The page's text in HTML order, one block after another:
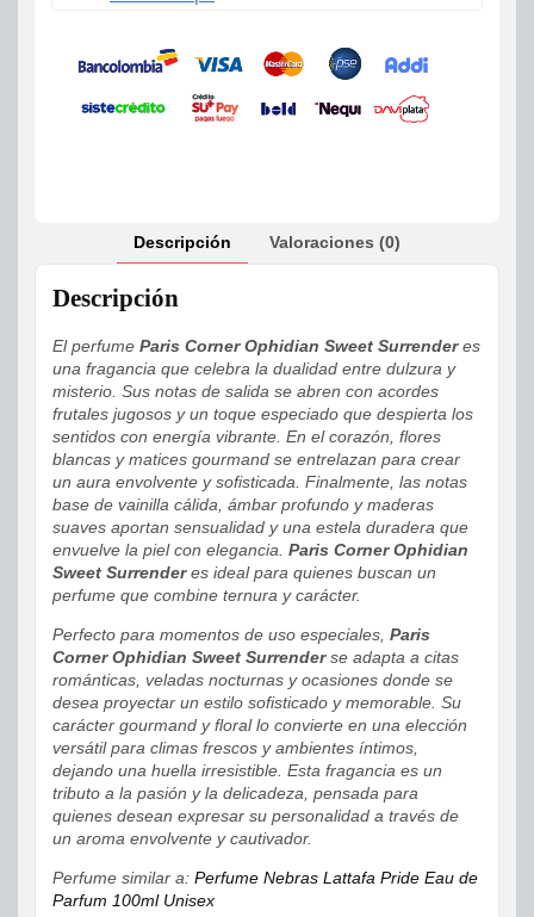
Descripción Valoraciones (0)
Descripción
El perfume Paris Corner Ophidian Sweet Surrenderes
una fragancia que celebra la dualidad entre dulzura y
misterio. Sus notas de salida se abren con acordes
frutales jugosos y un toque especiado que despierta los
sentidos con energía vibrante. En el corazón, flores
blancas y matices gourmand se entrelazan para crear
un aura envolvente y sofisticada. Finalmente, las notas
base de vainilla cálida, ámbar profundo y maderas
suaves aportan sensualidad y una estela duradera que
envuelve la piel con elegancia. Paris Corner Ophidian
Sweet Surrenderes ideal para quienes buscan un
perfume que combine ternura y carácter.
Perfecto para momentos de uso especiales, Paris
Corner Ophidian Sweet Surrenderse adapta a citas
románticas, veladas nocturnas y ocasiones donde se
desea proyectar un estilo sofisticado y memorable. Su
carácter gourmand y floral lo convierte en una elección
versátil para climas frescos y ambientes íntimos,
dejando una huella irresistible. Esta fragancia es un
tributo a la pasión y la delicadeza, pensada para
quienes desean expresar su personalidad a través de
un aroma envolvente y cautivador.
Perfume similar a: Perfume Nebras Lattafa Pride Eau de
Parfum 100ml Unisex